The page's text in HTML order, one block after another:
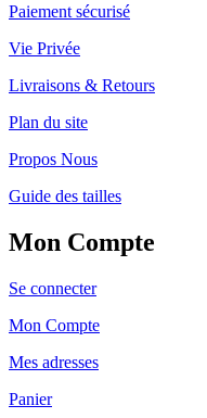
Paiement sécurisé
Vie Privée
Livraisons & Retours
Plan du site
Propos Nous
Guide des tailles
Mon Compte
Se connecter
Mon Compte
Mes adresses
Panier